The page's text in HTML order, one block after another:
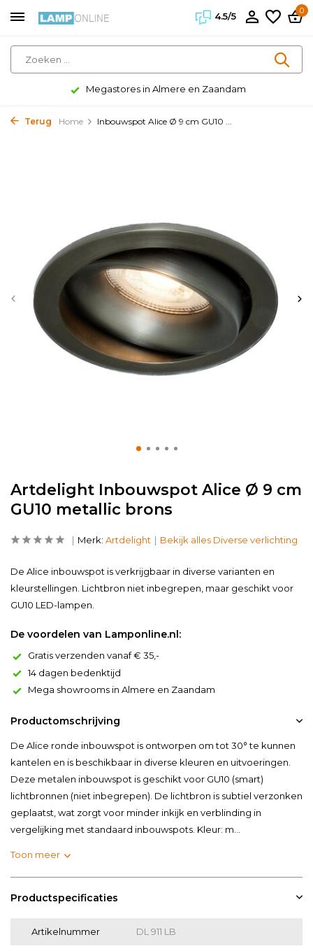
4.5/5
0
Megastores in Almere en Zaandam
Terug Home Inbouwspot Alice Ø 9 cm GU10 ...
Artdelight Inbouwspot Alice Ø 9 cm
GU10 metallic brons
Merk: Artdelight Bekijk alles Diverse verlichting
De Alice inbouwspot is verkrijgbaar in diverse varianten en
kleurstellingen. Lichtbron niet inbegrepen, maar geschikt voor
GU10 LED-lampen.
De voordelen van Lamponline.nl:
Gratis verzenden vanaf € 35,-
14 dagen bedenktijd
Mega showrooms in Almere en Zaandam
Productomschrijving
De Alice ronde inbouwspot is ontworpen om tot 30° te kunnen
kantelen en is beschikbaar in diverse kleuren en uitvoeringen.
Deze metalen inbouwspot is geschikt voor GU10 (smart)
lichtbronnen (niet inbegrepen). De lichtbron is subtiel verzonken
geplaatst, wat zorgt voor minder inkijk en verblinding in
vergelijking met standaard inbouwspots. Kleur: m...
Toon meer
Productspecificaties
Artikelnummer DL 911 LB